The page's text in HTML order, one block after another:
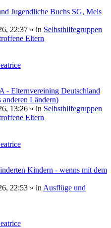
Jugendliche Buchs SG, Mels
22:37 » in Selbsthilfegruppen
Eltern
- Elternvereining Deutschland
Ländern)
13:26 » in Selbsthilfegruppen
Eltern
Kindern - wenns mit dem
22:53 » in Ausflüge und